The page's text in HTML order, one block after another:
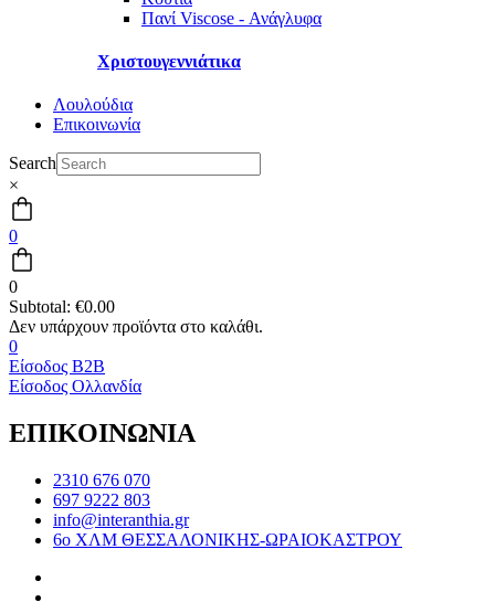
Πανί Viscose - Ανάγλυφα
Χριστουγεννιάτικα
Λουλούδια
Επικοινωνία
Search
×
0
0
Subtotal: €0.00
0
Είσοδος B2B
Είσοδος Ολλανδία
ΕΠΙΚΟΙΝΩΝΙΑ
2310 676 070
697 9222 803
info@interanthia.gr
6ο ΧΛΜ ΘΕΣΣΑΛΟΝΙΚΗΣ-ΩΡΑΙΟΚΑΣΤΡΟΥ